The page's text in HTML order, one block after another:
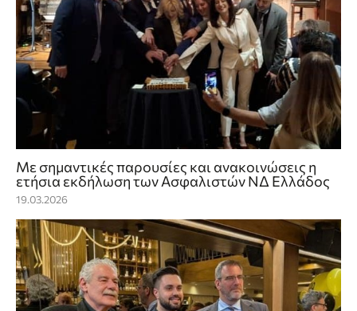
Με σημαντικές παρουσίες και ανακοινώσεις η
ετήσια εκδήλωση των Ασφαλιστών ΝΔ Ελλάδος
19.03.2026